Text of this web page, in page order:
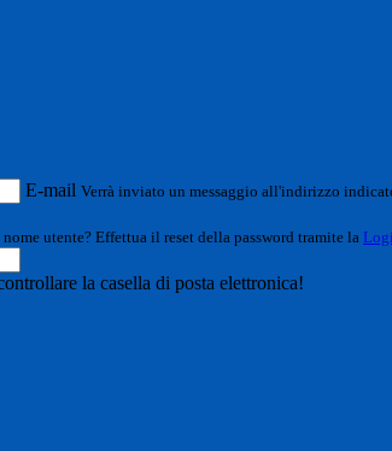
E-mail Verrà inviato un messaggio all'indirizzo
utente? Effettua il reset della password tramite la
la casella di posta elettronica!